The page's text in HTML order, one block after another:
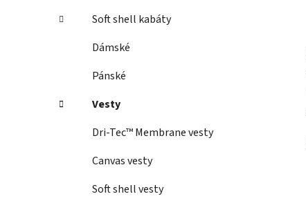
Soft shell kabáty
Dámské
Pánské
Vesty
Dri-Tec™ Membrane vesty
Canvas vesty
Soft shell vesty